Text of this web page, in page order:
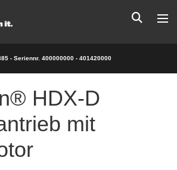
- Seriennr. 400000000 - 401420000
HDX-D
mit